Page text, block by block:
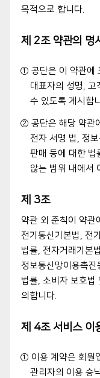
목적으로 합니다.
제 2조 약관의 명
① 공단은 이 약관에
대표자의 성명, 고
수 있도록 게시합
② 공단은 해당 약관
전자 서명 법, 정
판매 등에 대한 법
않는 범위 내에서
제 3조
약관 외 준칙이 약관
전기통신기본법, 전
법률, 전자거래기본
정보통신망이용촉
법률, 소비자 보호법
의합니다.
제 4조 서비스 이
① 이용 계약은 회원
관리자의 이용 승